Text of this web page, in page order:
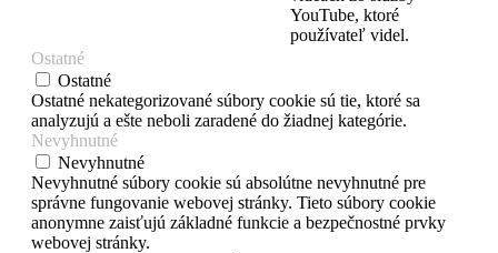
YouTube, ktoré
používateľ videl.
Ostatné
Ostatné
Ostatné nekategorizované súbory cookie sú tie, ktoré sa
analyzujú a ešte neboli zaradené do žiadnej kategórie.
Nevyhnutné
Nevyhnutné
Nevyhnutné súbory cookie sú absolútne nevyhnutné pre
správne fungovanie webovej stránky. Tieto súbory cookie
anonymne zaisťujú základné funkcie a bezpečnostné prvky
webovej stránky.